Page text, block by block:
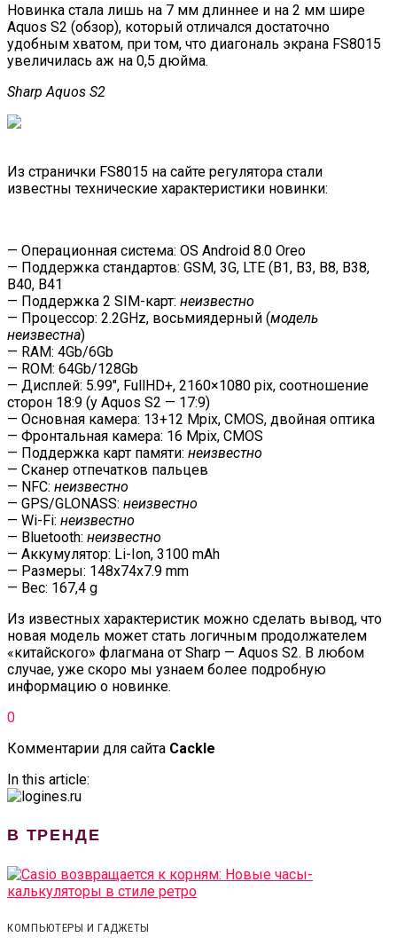
Новинка стала лишь на 7 мм длиннее и на 2 мм шире
Aquos S2 (обзор), который отличался достаточно
удобным хватом, при том, что диагональ экрана FS8015
увеличилась аж на 0,5 дюйма.
Sharp Aquos S2
Из странички FS8015 на сайте регулятора стали
известны технические характеристики новинки:
— Операционная система: OS Android 8.0 Oreo
— Поддержка стандартов: GSM, 3G, LTE (B1, B3, B8, B38,
B40, B41
— Поддержка 2 SIM-карт: неизвестно
— Процессор: 2.2GHz, восьмиядерный (модель
неизвестна)
— RAM: 4Gb/6Gb
— ROM: 64Gb/128Gb
— Дисплей: 5.99″, FullHD+, 2160×1080 pix, соотношение
сторон 18:9 (у Aquos S2 — 17:9)
— Основная камера: 13+12 Mpix, CMOS, двойная оптика
— Фронтальная камера: 16 Mpix, CMOS
— Поддержка карт памяти: неизвестно
— Сканер отпечатков пальцев
— NFC: неизвестно
— GPS/GLONASS: неизвестно
— Wi-Fi: неизвестно
— Bluetooth: неизвестно
— Аккумулятор: Li-Ion, 3100 mAh
— Размеры: 148x74x7.9 mm
— Вес: 167,4 g
Из известных характеристик можно сделать вывод, что
новая модель может стать логичным продолжателем
«китайского» флагмана от Sharp — Aquos S2. В любом
случае, уже скоро мы узнаем более подробную
информацию о новинке.
0
Комментарии для сайта Cackle
In this article:
В ТРЕНДЕ
КОМПЬЮТЕРЫ И ГАДЖЕТЫ